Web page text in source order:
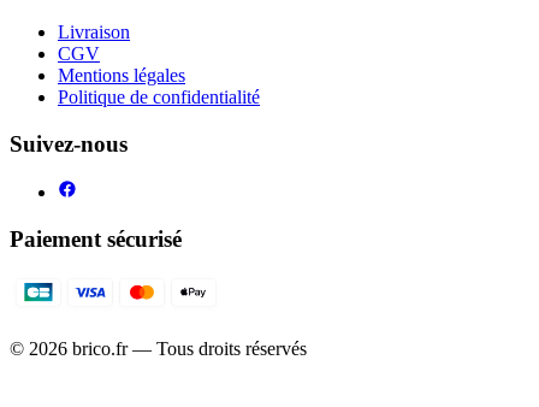
Livraison
CGV
Mentions légales
Politique de confidentialité
Suivez-nous
Paiement sécurisé
© 2026 brico.fr — Tous droits réservés